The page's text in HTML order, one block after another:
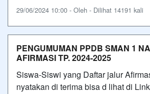
29/06/2024 10:00 - Oleh - Dilihat 14191 kali
PENGUMUMAN PPDB SMAN 1
AFIRMASI TP. 2024-2025
Siswa-Siswi yang Daftar jalur
nyatakan di terima bisa d lihat di